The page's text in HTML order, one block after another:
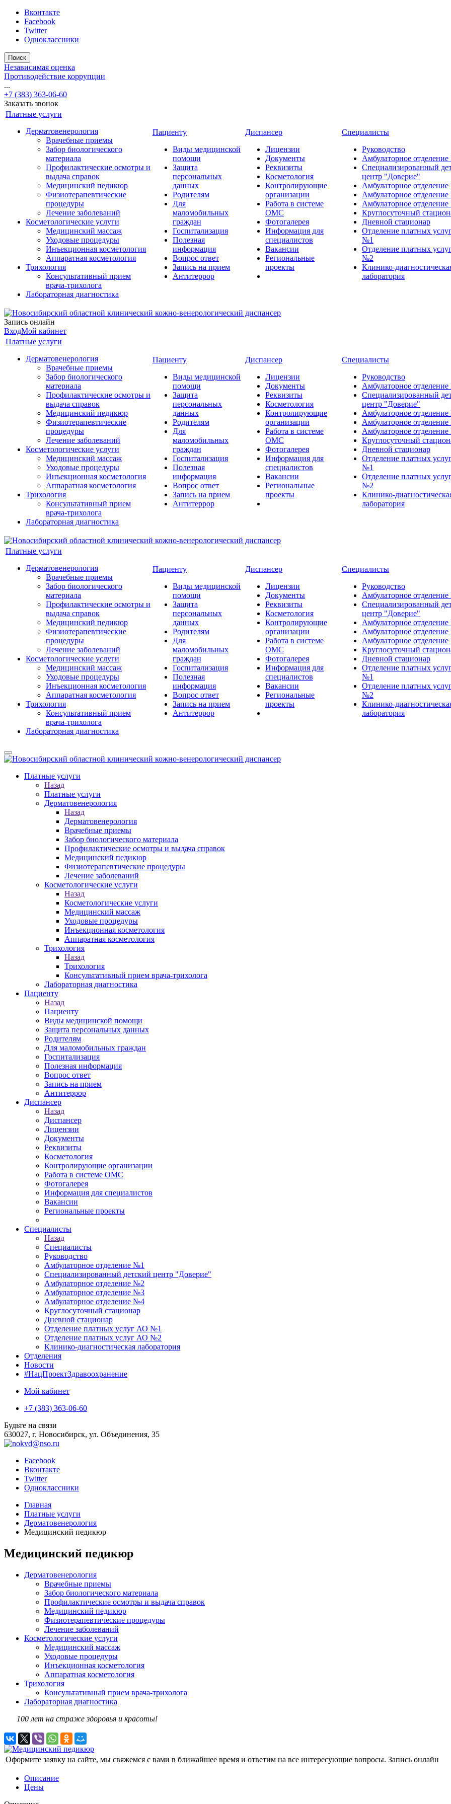
Вконтакте
Facebook
Twitter
Одноклассники
Поиск
Независимая оценка
Противодействие коррупции
...
+7 (383) 363-06-60
Заказать звонок
Платные услуги
Дерматовенерология
Врачебные приемы
Забор биологического
материала
Профилактические осмотры и
выдача справок
Медицинский педикюр
Физиотерапевтические
процедуры
Лечение заболеваний
Косметологические услуги
Медицинский массаж
Уходовые процедуры
Инъекционная косметология
Аппаратная косметология
Трихология
Консультативный прием
врача-трихолога
Лабораторная диагностика
Пациенту
Виды медицинской
помощи
Защита
персональных
данных
Родителям
Для
маломобильных
граждан
Госпитализация
Полезная
информация
Вопрос ответ
Запись на прием
Антитеррор
Диспансер
Лицензии
Документы
Реквизиты
Косметология
Контролирующие
организации
Работа в системе
ОМС
Фотогалерея
Информация для
специалистов
Вакансии
Региональные
проекты
Специалисты
Руководство
Амбулаторное
Специализированный
центр "Доверие"
Амбулаторное
Амбулаторное
Амбулаторное
Круглосуточный
Дневной стационар
Отделение платных
№1
Отделение платных
№2
Клинико-
лаборатория
Запись онлайн
ВходМой кабинет
Платные услуги
Дерматовенерология
Врачебные приемы
Забор биологического
материала
Профилактические осмотры и
выдача справок
Медицинский педикюр
Физиотерапевтические
процедуры
Лечение заболеваний
Косметологические услуги
Медицинский массаж
Уходовые процедуры
Инъекционная косметология
Аппаратная косметология
Трихология
Консультативный прием
врача-трихолога
Лабораторная диагностика
Пациенту
Виды медицинской
помощи
Защита
персональных
данных
Родителям
Для
маломобильных
граждан
Госпитализация
Полезная
информация
Вопрос ответ
Запись на прием
Антитеррор
Диспансер
Лицензии
Документы
Реквизиты
Косметология
Контролирующие
организации
Работа в системе
ОМС
Фотогалерея
Информация для
специалистов
Вакансии
Региональные
проекты
Специалисты
Руководство
Амбулаторное
Специализированный
центр "Доверие"
Амбулаторное
Амбулаторное
Амбулаторное
Круглосуточный
Дневной стационар
Отделение платных
№1
Отделение платных
№2
Клинико-
лаборатория
Платные услуги
Дерматовенерология
Врачебные приемы
Забор биологического
материала
Профилактические осмотры и
выдача справок
Медицинский педикюр
Физиотерапевтические
процедуры
Лечение заболеваний
Косметологические услуги
Медицинский массаж
Уходовые процедуры
Инъекционная косметология
Аппаратная косметология
Трихология
Консультативный прием
врача-трихолога
Лабораторная диагностика
Пациенту
Виды медицинской
помощи
Защита
персональных
данных
Родителям
Для
маломобильных
граждан
Госпитализация
Полезная
информация
Вопрос ответ
Запись на прием
Антитеррор
Диспансер
Лицензии
Документы
Реквизиты
Косметология
Контролирующие
организации
Работа в системе
ОМС
Фотогалерея
Информация для
специалистов
Вакансии
Региональные
проекты
Специалисты
Руководство
Амбулаторное
Специализированный
центр "Доверие"
Амбулаторное
Амбулаторное
Амбулаторное
Круглосуточный
Дневной стационар
Отделение платных
№1
Отделение платных
№2
Клинико-
лаборатория
Платные услуги
Назад
Платные услуги
Дерматовенерология
Назад
Дерматовенерология
Врачебные приемы
Забор биологического материала
Профилактические осмотры и выдача справок
Медицинский педикюр
Физиотерапевтические процедуры
Лечение заболеваний
Косметологические услуги
Назад
Косметологические услуги
Медицинский массаж
Уходовые процедуры
Инъекционная косметология
Аппаратная косметология
Трихология
Назад
Трихология
Консультативный прием врача-трихолога
Лабораторная диагностика
Пациенту
Назад
Пациенту
Виды медицинской помощи
Защита персональных данных
Родителям
Для маломобильных граждан
Госпитализация
Полезная информация
Вопрос ответ
Запись на прием
Антитеррор
Диспансер
Назад
Диспансер
Лицензии
Документы
Реквизиты
Косметология
Контролирующие организации
Работа в системе ОМС
Фотогалерея
Информация для специалистов
Вакансии
Региональные проекты
Специалисты
Назад
Специалисты
Руководство
Амбулаторное отделение №1
Специализированный детский центр "Доверие"
Амбулаторное отделение №2
Амбулаторное отделение №3
Амбулаторное отделение №4
Круглосуточный стационар
Дневной стационар
Отделение платных услуг АО №1
Отделение платных услуг АО №2
Клинико-диагностическая лаборатория
Отделения
Новости
#НацПроектЗдравоохранение
Мой кабинет
+7 (383) 363-06-60
Будьте на связи
630027, г. Новосибирск, ул. Объединения, 35
Facebook
Вконтакте
Twitter
Одноклассники
Главная
Платные услуги
Дерматовенерология
Медицинский педикюр
Медицинский педикюр
Дерматовенерология
Врачебные приемы
Забор биологического материала
Профилактические осмотры и выдача справок
Медицинский педикюр
Физиотерапевтические процедуры
Лечение заболеваний
Косметологические услуги
Медицинский массаж
Уходовые процедуры
Инъекционная косметология
Аппаратная косметология
Трихология
Консультативный прием врача-трихолога
Лабораторная диагностика
100 лет на страже здоровья и красоты!
Оформите заявку на сайте, мы свяжемся с вами в ближайшее время и ответим на все интересующие вопросы. Запись онлайн
Описание
Цены